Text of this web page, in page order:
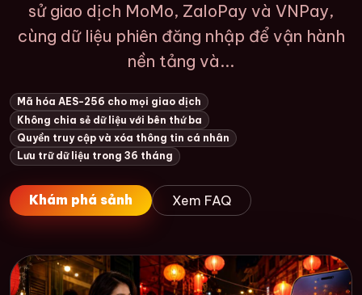
sử giao dịch MoMo, ZaloPay và VNPay,
cùng dữ liệu phiên đăng nhập để vận hành
nền tảng và...
Mã hóa AES-256 cho mọi giao dịch
Không chia sẻ dữ liệu với bên thứ ba
Quyền truy cập và xóa thông tin cá nhân
Lưu trữ dữ liệu trong 36 tháng
Khám phá sảnh Xem FAQ